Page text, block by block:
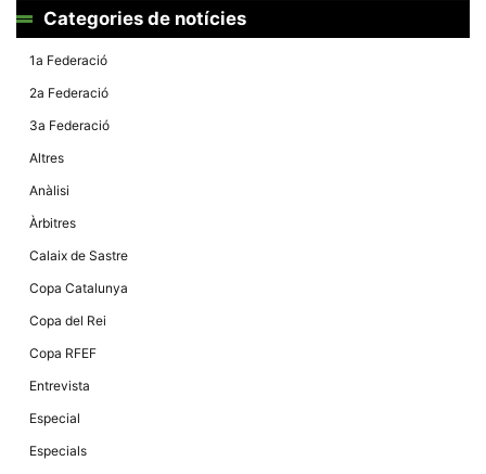
Categories de notícies
1a Federació
2a Federació
3a Federació
Altres
Anàlisi
Àrbitres
Calaix de Sastre
Copa Catalunya
Copa del Rei
Copa RFEF
Entrevista
Especial
Especials
components
nostre lloc web